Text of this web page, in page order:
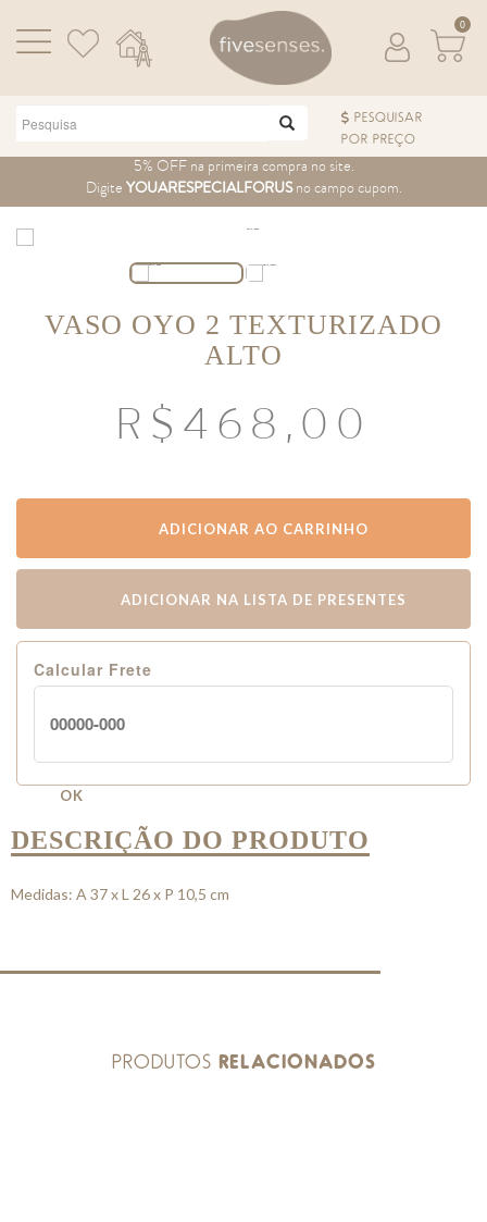
Pular para o conteúdo5% OFF na primeira compra no site.
Digite YOUARESPECIALFORUSno campo cupom.
0
PESQUISAR
POR PREÇO
VASO OYO 2 TEXTURIZADO
ALTO
R$ 468,00
ADICIONAR AO CARRINHO
ADICIONAR NA LISTA DE PRESENTES
Calcular Frete
OK
DESCRIÇÃO DO PRODUTO
Medidas: A 37 x L 26 x P 10,5 cm
PRODUTOS RELACIONADOS